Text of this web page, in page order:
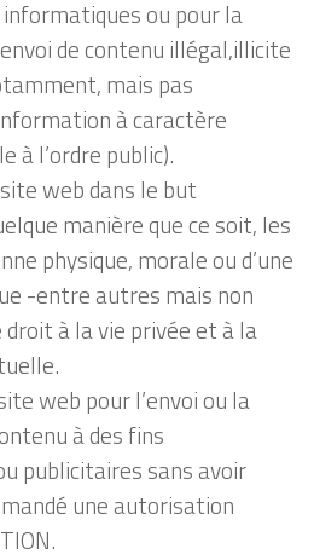
informatiques ou pour la
de contenu illégal,illicite
mais pas
à caractère
à l’ordre public).
web dans le but
manière que ce soit, les
physique, morale ou d’une
-entre autres mais non
à la vie privée et à la
web pour l’envoi ou la
à des fins
publicitaires sans avoir
une autorisation